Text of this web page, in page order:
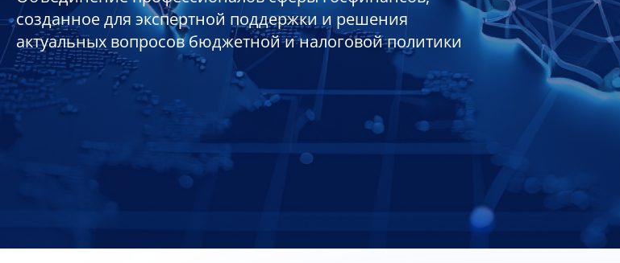
созданное для экспертной поддержки и решения
актуальных вопросов бюджетной и налоговой политики